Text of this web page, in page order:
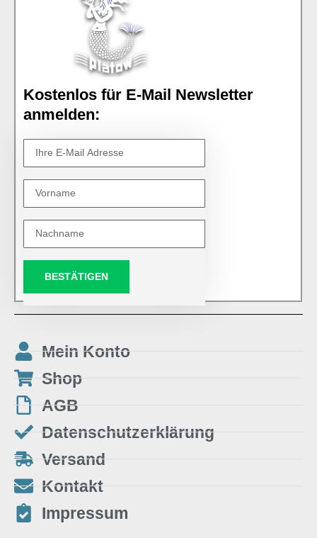
Kostenlos für E-Mail Newsletter
anmelden:
BESTÄTIGEN
Mein Konto
Shop
AGB
Datenschutzerklärung
Versand
Kontakt
Impressum